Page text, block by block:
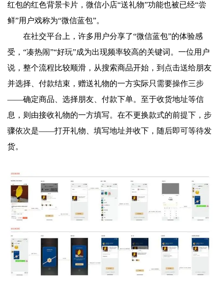
红包的红色背景卡片，微信小店“送礼物”功能也被已经“尝
鲜”用户戏称为“微信蓝包”。
在社交平台上，许多用户分享了“微信蓝包”的体验感
受，“凑热闹”“好玩”成为出现频率较高的关键词。一位用户
说，整个流程比较顺滑，从搜索商品开始，到点击送给朋友
并选择、付款结束，赠送礼物的一方实际只需要操作三步
——确定商品、选择朋友、付款下单。至于收货地址等信
息，则由接收礼物的一方填写。在不更换款式的前提下，步
骤依次是——打开礼物、填写地址并收下，随后即可等待发
货。